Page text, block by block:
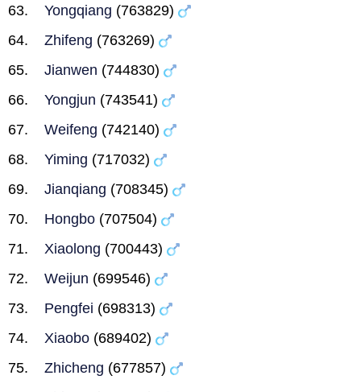
Yongqiang (763829)
Zhifeng (763269)
Jianwen (744830)
Yongjun (743541)
Weifeng (742140)
Yiming (717032)
Jianqiang (708345)
Hongbo (707504)
Xiaolong (700443)
Weijun (699546)
Pengfei (698313)
Xiaobo (689402)
Zhicheng (677857)